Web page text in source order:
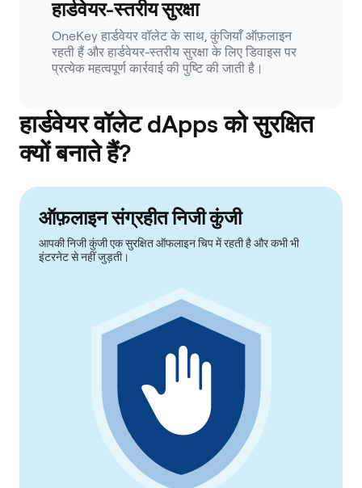
हार्डवेयर-स्तरीय सुरक्षा
OneKey हार्डवेयर वॉलेट के साथ, कुंजियाँ ऑफ़लाइन
रहती हैं और हार्डवेयर-स्तरीय सुरक्षा के लिए डिवाइस पर
प्रत्येक महत्वपूर्ण कार्रवाई की पुष्टि की जाती है।
हार्डवेयर वॉलेट dApps को सुरक्षित
क्यों बनाते हैं?
ऑफ़लाइन संग्रहीत निजी कुंजी
आपकी निजी कुंजी एक सुरक्षित ऑफलाइन चिप में रहती है और कभी भी
इंटरनेट से नहीं जुड़ती।